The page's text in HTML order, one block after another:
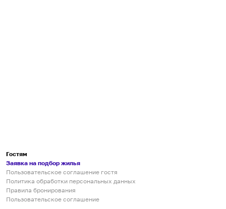
Гостям
Заявка на подбор жилья
Пользовательское соглашение гостя
Политика обработки персональных данных
Правила бронирования
Пользовательское соглашение